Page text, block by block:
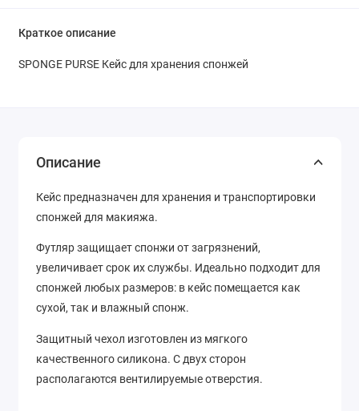
Краткое описание
SPONGE PURSE Кейс для хранения спонжей
Описание
Кейс предназначен для хранения и транспортировки
спонжей для макияжа.
Футляр защищает спонжи от загрязнений,
увеличивает срок их службы. Идеально подходит для
спонжей любых размеров: в кейс помещается как
сухой, так и влажный спонж.
Защитный чехол изготовлен из мягкого
качественного силикона. С двух сторон
располагаются вентилируемые отверстия.